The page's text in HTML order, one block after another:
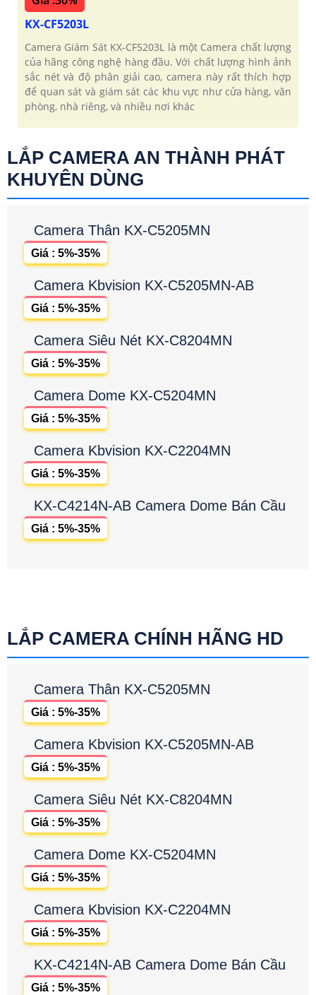
KX-CF5203L
Camera Giám Sát KX-CF5203L là một Camera chất lượng
của hãng công nghệ hàng đầu. Với chất lượng hình ảnh
sắc nét và độ phân giải cao, camera này rất thích hợp
để quan sát và giám sát các khu vực như cửa hàng, văn
phòng, nhà riêng, và nhiều nơi khác
LẮP CAMERA AN THÀNH PHÁT
KHUYÊN DÙNG
Camera Thân KX-C5205MN
Giá : 5%-35%
Camera Kbvision KX-C5205MN-AB
Giá : 5%-35%
Camera Siêu Nét KX-C8204MN
Giá : 5%-35%
Camera Dome KX-C5204MN
Giá : 5%-35%
Camera Kbvision KX-C2204MN
Giá : 5%-35%
KX-C4214N-AB Camera Dome Bán Cầu
Giá : 5%-35%
LẮP CAMERA CHÍNH HÃNG HD
Camera Thân KX-C5205MN
Giá : 5%-35%
Camera Kbvision KX-C5205MN-AB
Giá : 5%-35%
Camera Siêu Nét KX-C8204MN
Giá : 5%-35%
Camera Dome KX-C5204MN
Giá : 5%-35%
Camera Kbvision KX-C2204MN
Giá : 5%-35%
KX-C4214N-AB Camera Dome Bán Cầu
Giá : 5%-35%